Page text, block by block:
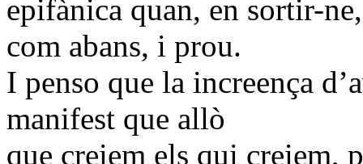
epifànica quan, en sortir-
com abans, i prou.
I penso que la increença
manifest que allò
que creiem els qui creiem,